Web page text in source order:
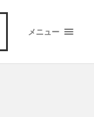
メニュー